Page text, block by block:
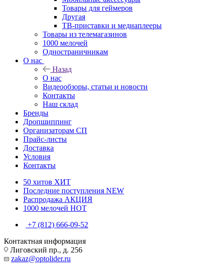
Товары для геймеров
Другая
ТВ-приставки и медиаплееры
Товары из телемагазинов
1000 мелочей
Одностраничникам
О нас
Назад
О нас
Видеообзоры, статьи и новости
Контакты
Наш склад
Бренды
Дропшиппинг
Организаторам СП
Прайс-листы
Доставка
Условия
Контакты
50 хитов ХИТ
Последние поступления NEW
Распродажа АКЦИЯ
1000 мелочей HOT
+7 (812) 666-09-52
Контактная информация
Лиговский пр., д. 256
zakaz@optolider.ru